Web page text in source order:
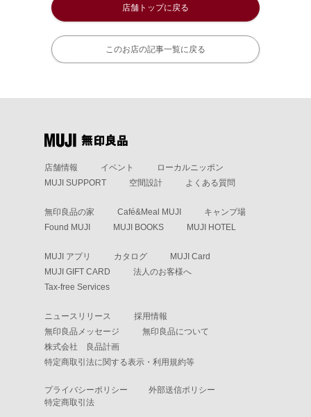
店舗トップに戻る
このお店の記事一覧に戻る
店舗情報 イベント
ローカルニッポン
MUJI SUPPORT
空間設計 よくある質問
無印良品の家 Café&Meal MUJI
キャンプ場
Found MUJI
MUJI BOOKS MUJI HOTEL
MUJI アプリ カタログ
MUJI Card
MUJI GIFT CARD
法人のお客様へ
Tax-free Services
ニュースリリース
採用情報
無印良品メッセージ
無印良品について
株式会社 良品計画
特定商取引法に関する表示・利用規約等
プライバシーポリシー
外部送信ポリシー
特定商取引法